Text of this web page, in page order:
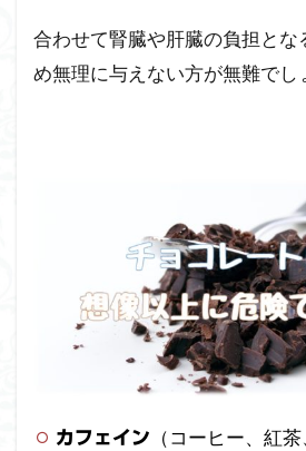
合わせて腎臓や肝臓の負担とな
め無理に与えない方が無難でし
カフェイン （コーヒー、紅